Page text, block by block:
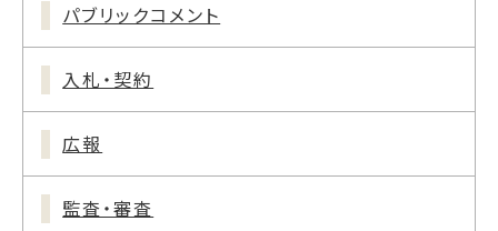
パブリックコメント
入札・契約
広報
監査・審査